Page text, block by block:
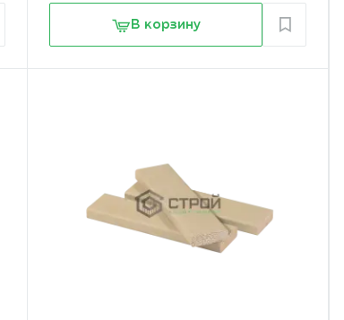
В корзину